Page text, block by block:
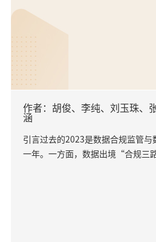
作者：胡俊、李纯、刘玉珠、
涵
引言过去的2023是数据合规监管
一年。一方面，数据出境“合规三